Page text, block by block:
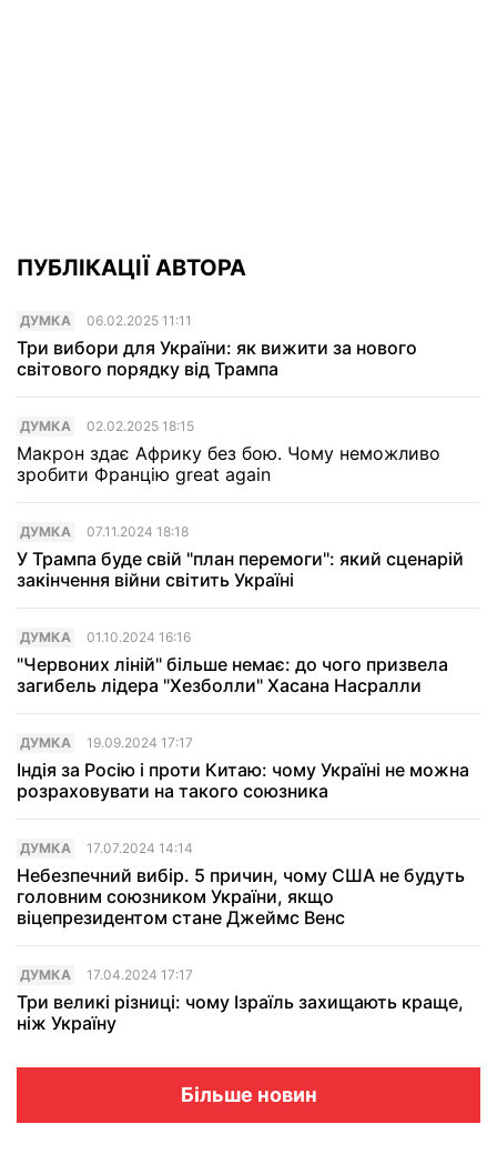
ПУБЛІКАЦІЇ АВТОРА
ДУМКА 06.02.2025 11:11
Три вибори для України: як вижити за нового
світового порядку від Трампа
ДУМКА 02.02.2025 18:15
Макрон здає Африку без бою. Чому неможливо
зробити Францію great again
ДУМКА 07.11.2024 18:18
У Трампа буде свій "план перемоги": який сценарій
закінчення війни світить Україні
ДУМКА 01.10.2024 16:16
"Червоних ліній" більше немає: до чого призвела
загибель лідера "Хезболли" Хасана Насралли
ДУМКА 19.09.2024 17:17
Індія за Росію і проти Китаю: чому Україні не можна
розраховувати на такого союзника
ДУМКА 17.07.2024 14:14
Небезпечний вибір. 5 причин, чому США не будуть
головним союзником України, якщо
віцепрезидентом стане Джеймс Венс
ДУМКА 17.04.2024 17:17
Три великі різниці: чому Ізраїль захищають краще,
ніж Україну
Більше новин